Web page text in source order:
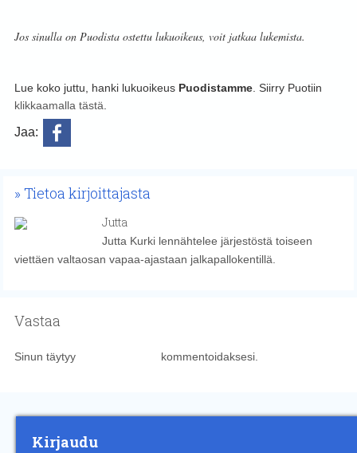
Jos sinulla on Puodista ostettu lukuoikeus, voit jatkaa lukemista.
Lue koko juttu, hanki lukuoikeus Puodistamme. Siirry Puotiin
klikkaamalla tästä
Jaa:
Tietoa kirjoittajasta
Jutta
Jutta Kurki lennähtelee järjestöstä toiseen
viettäen valtaosan vapaa-ajastaan jalkapallokentillä.
Vastaa
Sinun täytyy kommentoidaksesi.
Kirjaudu